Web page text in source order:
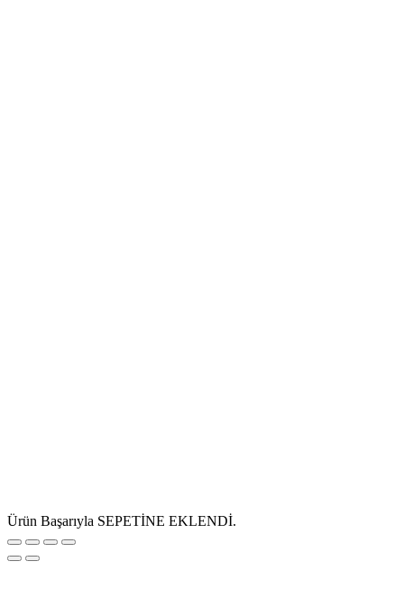
Ürün Başarıyla SEPETİNE EKLENDİ.